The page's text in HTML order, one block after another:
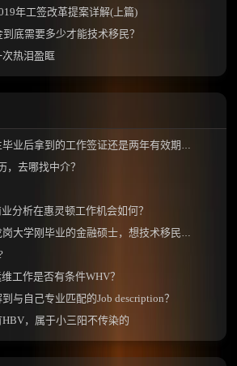
年工签改革提案详解(上篇)
底需要多少才能技术移民？
热泪盈眶
后拿到的工作签证还是两年有效期的那种吗？
，去哪找中介？
分析在惠灵顿工作机会如何？
毕业的金融硕士，想技术移民新西兰需要做什么？
工作是否有条件WHV？
与自己专业匹配的Job description？
，属于小三阳不传染的